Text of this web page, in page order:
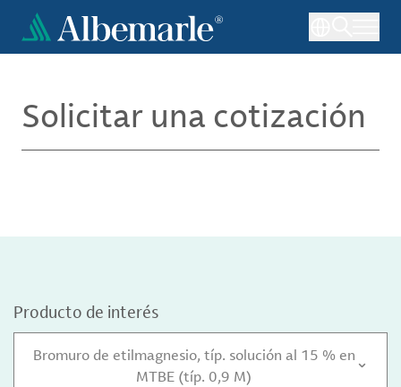
Pasar
contenido
Solicitar una cotización
Producto de interés
Bromuro de etilmagnesio, típ. solución al 15 % en
MTBE (típ. 0,9 M)